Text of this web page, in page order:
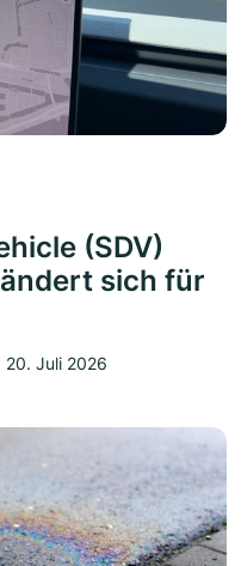
(SDV)
sich für
20. Juli 2026